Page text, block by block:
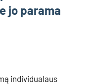
jo parama
individualaus